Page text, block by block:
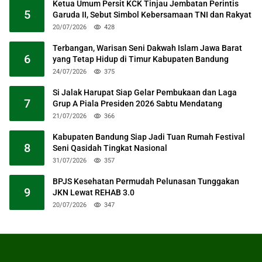
5
Ketua Umum Persit KCK Tinjau Jembatan Perintis
Garuda II, Sebut Simbol Kebersamaan TNI dan Rakyat
20/07/2026 428
6
Terbangan, Warisan Seni Dakwah Islam Jawa Barat
yang Tetap Hidup di Timur Kabupaten Bandung
24/07/2026 375
7
Si Jalak Harupat Siap Gelar Pembukaan dan Laga
Grup A Piala Presiden 2026 Sabtu Mendatang
21/07/2026 366
8
Kabupaten Bandung Siap Jadi Tuan Rumah Festival
Seni Qasidah Tingkat Nasional
31/07/2026 357
9
BPJS Kesehatan Permudah Pelunasan Tunggakan
JKN Lewat REHAB 3.0
20/07/2026 347